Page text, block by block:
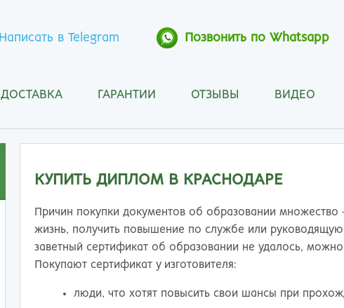
Написать в Telegram Позвонить по Whatsapp
ДОСТАВКА ГАРАНТИИ ОТЗЫВЫ ВИДЕО
Архангельск
Барнаул
Белгород
Бийск
Благовещенск
Брянск
КУПИТЬ ДИПЛОМ В КРАСНОДАРЕ
Причин покупки документов об образовании
жизнь, получить повышение по службе или
заветный сертификат об образовании не удалось,
Покупают сертификат у изготовителя:
люди, что хотят повысить свои шансы при